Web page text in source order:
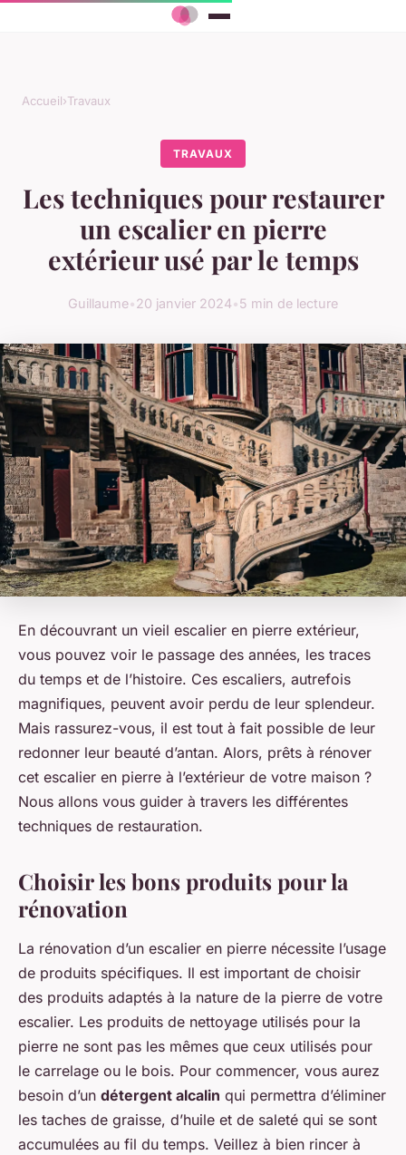
Accueil›Travaux
TRAVAUX
Les techniques pour restaurer
un escalier en pierre
extérieur usé par le temps
Guillaume•20 janvier 2024•5 min de lecture
En découvrant un vieil escalier en pierre extérieur,
vous pouvez voir le passage des années, les traces
du temps et de l’histoire. Ces escaliers, autrefois
magnifiques, peuvent avoir perdu de leur splendeur.
Mais rassurez-vous, il est tout à fait possible de leur
redonner leur beauté d’antan. Alors, prêts à rénover
cet escalier en pierre à l’extérieur de votre maison ?
Nous allons vous guider à travers les différentes
techniques de restauration.
Choisir les bons produits pour la
rénovation
La rénovation d’un escalier en pierre nécessite l’usage
de produits spécifiques. Il est important de choisir
des produits adaptés à la nature de la pierre de votre
escalier. Les produits de nettoyage utilisés pour la
pierre ne sont pas les mêmes que ceux utilisés pour
le carrelage ou le bois. Pour commencer, vous aurez
besoin d’un détergent alcalin qui permettra d’éliminer
les taches de graisse, d’huile et de saleté qui se sont
accumulées au fil du temps. Veillez à bien rincer à